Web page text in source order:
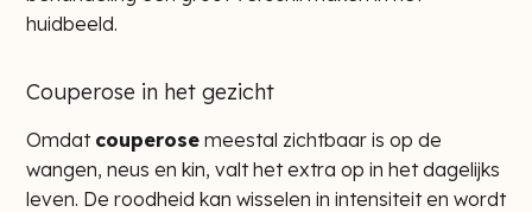
huidbeeld.
Couperose in het gezicht
Omdat couperose meestal zichtbaar is op de
wangen, neus en kin, valt het extra op in het dagelijks
leven. De roodheid kan wisselen in intensiteit en wordt